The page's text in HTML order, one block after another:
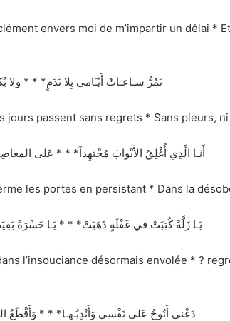
envers moi de m’impartir un délai *
تَمُرُّ سـاعـاتُ أَيّـَامي بِلا نَدَمٍ* * * ولا
jours passent sans regrets * Sans pleurs,
أَنَـا الَّذِي أُغْلِقُ الأَبْوابَ مُجْتَهِداً* * * عَلى
les portes en persistant * Dans la
يَـا زَلَّةً كُتِبَتْ في غَفْلَةٍ ذَهَبَتْ* * * يَـا حَسْرَةً
l’insouciance désormais envolée * ?
دَعْني أَنُوحُ عَلى نَفْسي وَأَنْدِبُـهـا* * * وَأَقْطَعُ